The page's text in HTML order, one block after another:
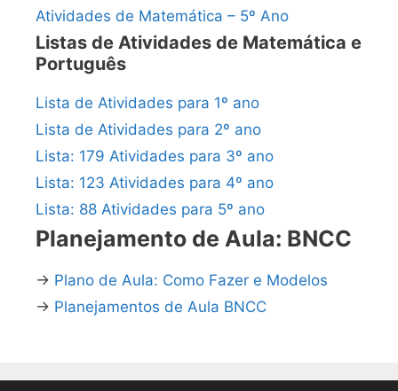
Atividades de Matemática – 5º Ano
Listas de Atividades de Matemática e
Português
Lista de Atividades para 1º ano
Lista de Atividades para 2º ano
Lista: 179 Atividades para 3º ano
Lista: 123 Atividades para 4º ano
Lista: 88 Atividades para 5º ano
Planejamento de Aula: BNCC
→ Plano de Aula: Como Fazer e Modelos
→ Planejamentos de Aula BNCC